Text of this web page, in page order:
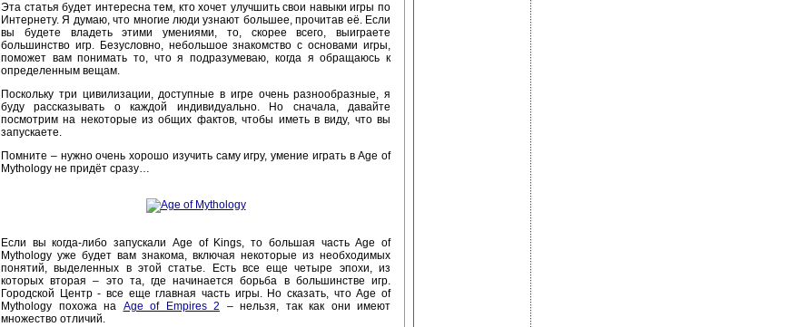
Эта статья будет интересна тем, кто хочет улучшить свои навыки игры по
Интернету. Я думаю, что многие люди узнают большее, прочитав её. Если
вы будете владеть этими умениями, то, скорее всего, выиграете
большинство игр. Безусловно, небольшое знакомство с основами игры,
поможет вам понимать то, что я подразумеваю, когда я обращаюсь к
определенным вещам.
Поскольку три цивилизации, доступные в игре очень разнообразные, я
буду рассказывать о каждой индивидуально. Но сначала, давайте
посмотрим на некоторые из общих фактов, чтобы иметь в виду, что вы
запускаете.
Помните – нужно очень хорошо изучить саму игру, умение играть в Age of
Mythology не придёт сразу…
Если вы когда-либо запускали Age of Kings, то большая часть Age of
Mythology уже будет вам знакома, включая некоторые из необходимых
понятий, выделенных в этой статье. Есть все еще четыре эпохи, из
которых вторая – это та, где начинается борьба в большинстве игр.
Городской Центр - все еще главная часть игры. Но сказать, что Age of
Mythology похожа на Age of Empires 2 – нельзя, так как они имеют
множество отличий.